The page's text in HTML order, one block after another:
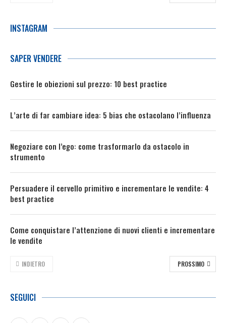
INSTAGRAM
SAPER VENDERE
Gestire le obiezioni sul prezzo: 10 best practice
L’arte di far cambiare idea: 5 bias che ostacolano l’influenza
Negoziare con l’ego: come trasformarlo da ostacolo in
strumento
Persuadere il cervello primitivo e incrementare le vendite: 4
best practice
Come conquistare l’attenzione di nuovi clienti e incrementare
le vendite
INDIETRO PROSSIMO
SEGUICI